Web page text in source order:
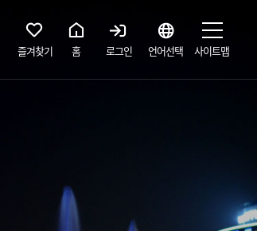
즐겨찾기 홈 로그인 언어선택 사이트맵